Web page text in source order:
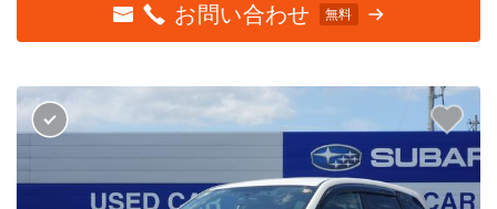
お問い合わせ 無料